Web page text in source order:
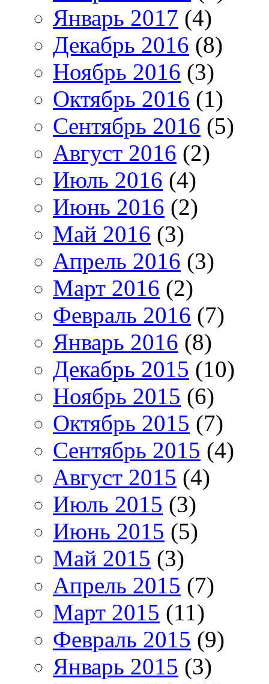
Январь 2017 (4)
Декабрь 2016 (8)
Ноябрь 2016 (3)
Октябрь 2016 (1)
Сентябрь 2016 (5)
Август 2016 (2)
Июль 2016 (4)
Июнь 2016 (2)
Май 2016 (3)
Апрель 2016 (3)
Март 2016 (2)
Февраль 2016 (7)
Январь 2016 (8)
Декабрь 2015 (10)
Ноябрь 2015 (6)
Октябрь 2015 (7)
Сентябрь 2015 (4)
Август 2015 (4)
Июль 2015 (3)
Июнь 2015 (5)
Май 2015 (3)
Апрель 2015 (7)
Март 2015 (11)
Февраль 2015 (9)
Январь 2015 (3)